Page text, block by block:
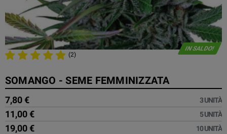
IN SALDO!
(2)
SOMANGO - SEME FEMMINIZZATA
7,80 € 3 UNITÀ
11,00 € 5 UNITÀ
19,00 € 10 UNITÀ